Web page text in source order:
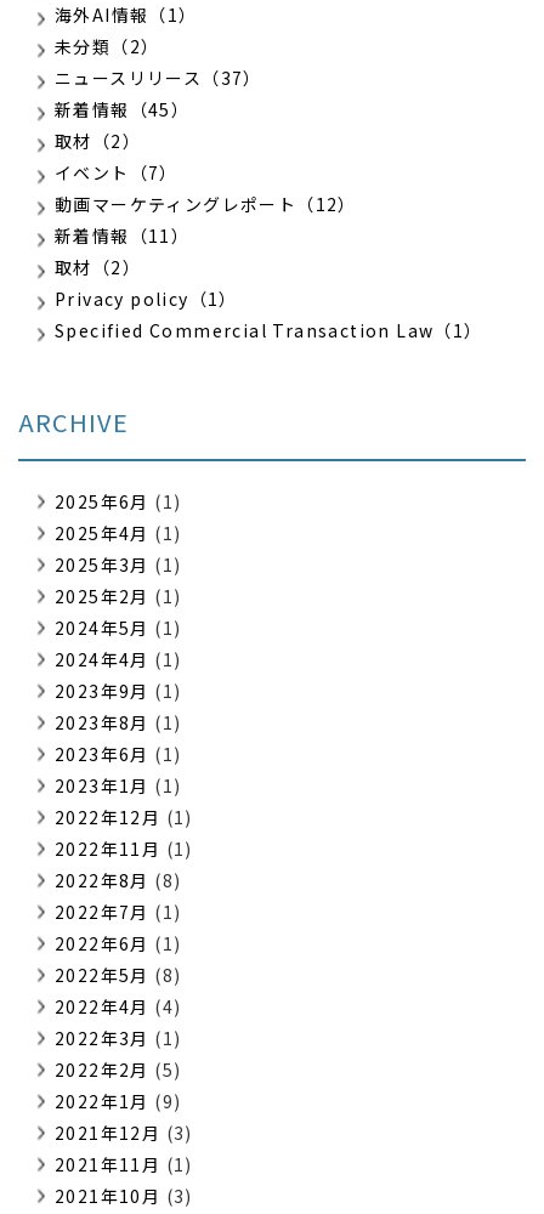
海外AI情報（1）
未分類（2）
ニュースリリース（37）
新着情報（45）
取材（2）
イベント（7）
動画マーケティングレポート（12）
新着情報（11）
取材（2）
Privacy policy（1）
Specified Commercial Transaction Law（1）
ARCHIVE
2025年6月 (1)
2025年4月 (1)
2025年3月 (1)
2025年2月 (1)
2024年5月 (1)
2024年4月 (1)
2023年9月 (1)
2023年8月 (1)
2023年6月 (1)
2023年1月 (1)
2022年12月 (1)
2022年11月 (1)
2022年8月 (8)
2022年7月 (1)
2022年6月 (1)
2022年5月 (8)
2022年4月 (4)
2022年3月 (1)
2022年2月 (5)
2022年1月 (9)
2021年12月 (3)
2021年11月 (1)
2021年10月 (3)